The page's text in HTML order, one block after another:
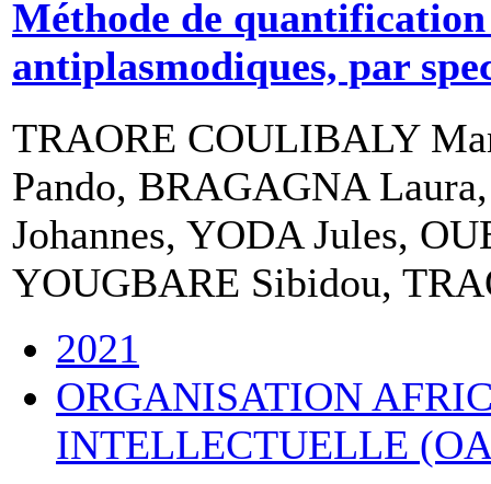
Méthode de quantification
antiplasmodiques, par
TRAORE COULIBALY
Pando, BRAGAGNA
Johannes, YODA Jules,
YOUGBARE Sibidou,
2021
ORGANISATION
INTELLECTUELLE